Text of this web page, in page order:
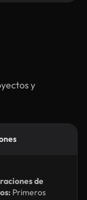
y
de
Primeros